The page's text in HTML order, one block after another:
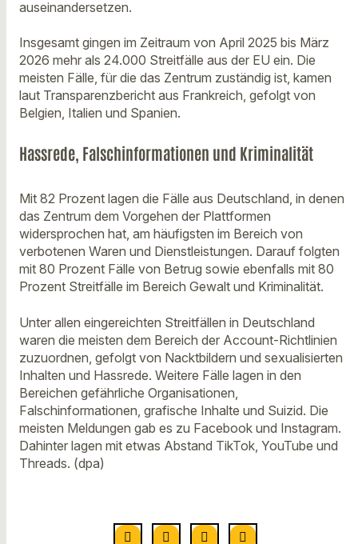
auseinandersetzen.
Insgesamt gingen im Zeitraum von April 2025 bis März
2026 mehr als 24.000 Streitfälle aus der EU ein. Die
meisten Fälle, für die das Zentrum zuständig ist, kamen
laut Transparenzbericht aus Frankreich, gefolgt von
Belgien, Italien und Spanien.
Hassrede, Falschinformationen und Kriminalität
Mit 82 Prozent lagen die Fälle aus Deutschland, in denen
das Zentrum dem Vorgehen der Plattformen
widersprochen hat, am häufigsten im Bereich von
verbotenen Waren und Dienstleistungen. Darauf folgten
mit 80 Prozent Fälle von Betrug sowie ebenfalls mit 80
Prozent Streitfälle im Bereich Gewalt und Kriminalität.
Unter allen eingereichten Streitfällen in Deutschland
waren die meisten dem Bereich der Account-Richtlinien
zuzuordnen, gefolgt von Nacktbildern und sexualisierten
Inhalten und Hassrede. Weitere Fälle lagen in den
Bereichen gefährliche Organisationen,
Falschinformationen, grafische Inhalte und Suizid. Die
meisten Meldungen gab es zu Facebook und Instagram.
Dahinter lagen mit etwas Abstand TikTok, YouTube und
Threads. (dpa)